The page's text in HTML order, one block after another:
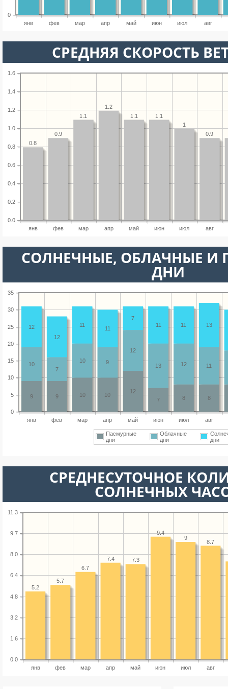
янв фев мар апр май июн июл авг
0
СРЕДНЯЯ СКОРОСТЬ
янв фев мар апр май июн июл авг
0.0
0.2
0.4
0.6
0.8
1.0
1.2
1.4
1.6
0.9
1
1.1
1.1
1.2
1.1
0.9
0.8
CОЛНЕЧНЫЕ, ОБЛАЧНЫЕ И
ДНИ
янв фев мар апр май июн июл авг
0
5
10
15
20
25
30
35
8
8
7
12
10
10
9
9
11
12
13
12
9
10
7
10
13
11
11
7
11
11
12
12
Пасмурные
дни
Облачные
дни
дни
СРЕДНЕСУТОЧНОЕ
СОЛНЕЧНЫХ
янв фев мар апр май июн июл авг
0.0
1.6
3.2
4.8
6.4
8.0
9.7
11.3
8.7
9
9.4
7.3
7.4
6.7
5.7
5.2